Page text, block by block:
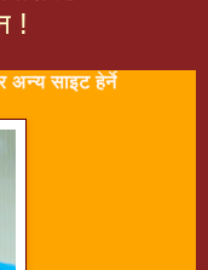
!
अन्य साइट हेर्ने